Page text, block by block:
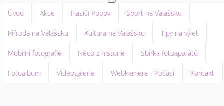
Úvod Akce Hasiči Popov Sport na Valašsku
Příroda na Valašsku Kultura na Valašsku Tipy na výlet
Mobilní fotografie Něco z historie Sbírka fotoaparátů
Fotoalbum Videogalerie Webkamera - Počasí Kontakt